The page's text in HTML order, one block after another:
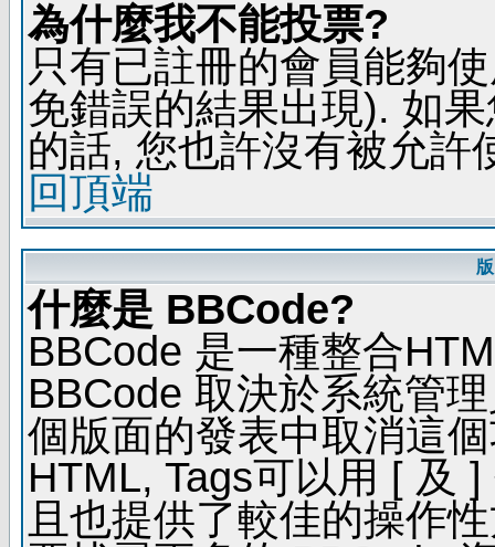
為什麼我不能投票?
只有已註冊的會員能夠
免錯誤的結果出現). 如
的話, 您也許沒有被允許
回頂端
什麼是 BBCode?
BBCode 是一種整合
BBCode 取決於系統管
個版面的發表中取消這
HTML, Tags可以用 [ 及
且也提供了較佳的操作